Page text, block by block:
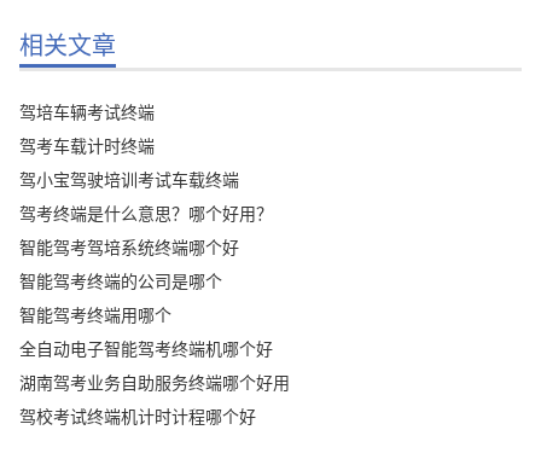
相关文章
驾培车辆考试终端
驾考车载计时终端
驾小宝驾驶培训考试车载终端
驾考终端是什么意思？哪个好用？
智能驾考驾培系统终端哪个好
智能驾考终端的公司是哪个
智能驾考终端用哪个
全自动电子智能驾考终端机哪个好
湖南驾考业务自助服务终端哪个好用
驾校考试终端机计时计程哪个好